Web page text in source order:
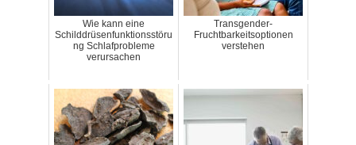
Wie kann eine
Schilddrüsenfunktionsstöru
ng Schlafprobleme
verursachen
Transgender-
Fruchtbarkeitsoptionen
verstehen